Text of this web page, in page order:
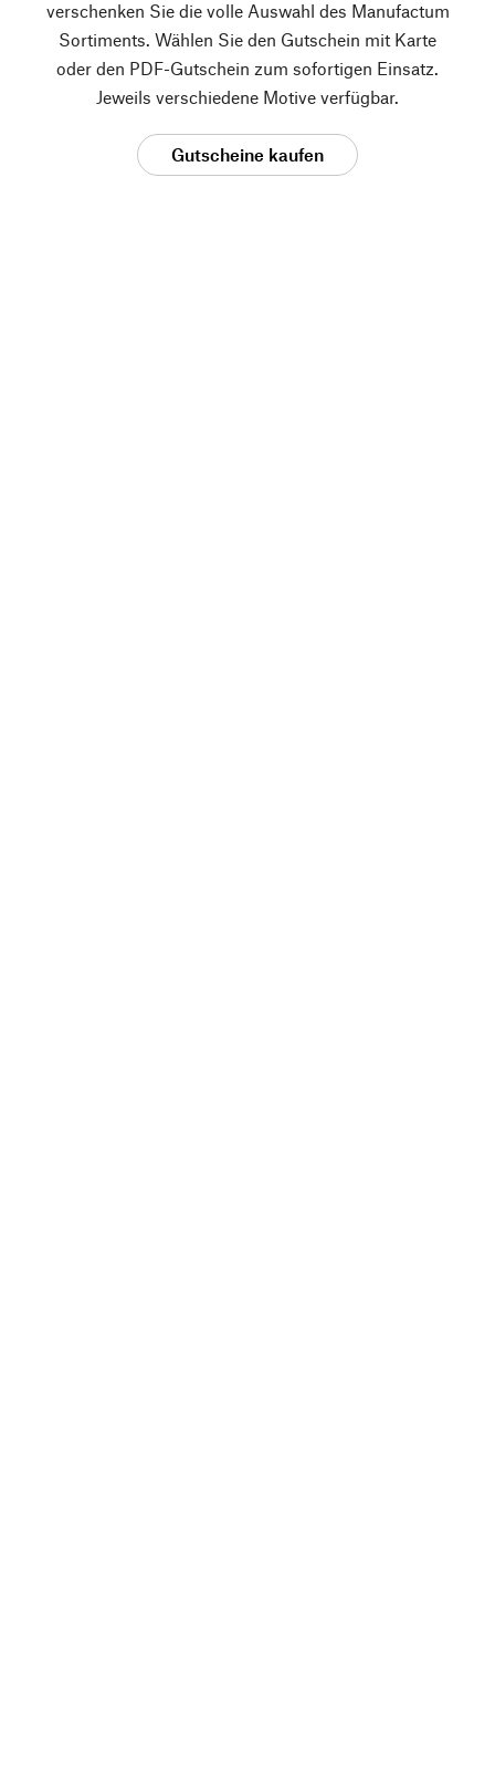
verschenken Sie die volle Auswahl des Manufactum
Sortiments. Wählen Sie den Gutschein mit Karte
oder den PDF-Gutschein zum sofortigen Einsatz.
Jeweils verschiedene Motive verfügbar.
Gutscheine kaufen